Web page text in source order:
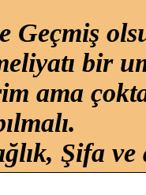
Geçmiş
bir
ama
Şifa